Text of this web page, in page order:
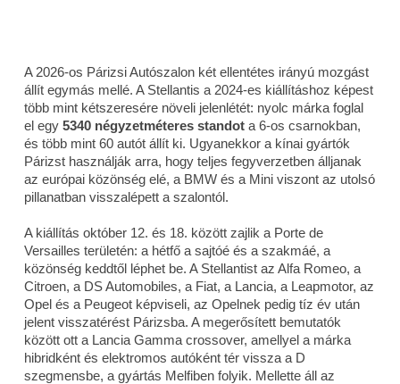
A 2026-os Párizsi Autószalon két ellentétes irányú mozgást
állít egymás mellé. A Stellantis a 2024-es kiállításhoz képest
több mint kétszeresére növeli jelenlétét: nyolc márka foglal
el egy 5340 négyzetméteres standot a 6-os csarnokban,
és több mint 60 autót állít ki. Ugyanekkor a kínai gyártók
Párizst használják arra, hogy teljes fegyverzetben álljanak
az európai közönség elé, a BMW és a Mini viszont az utolsó
pillanatban visszalépett a szalontól.
A kiállítás október 12. és 18. között zajlik a Porte de
Versailles területén: a hétfő a sajtóé és a szakmáé, a
közönség keddtől léphet be. A Stellantist az Alfa Romeo, a
Citroen, a DS Automobiles, a Fiat, a Lancia, a Leapmotor, az
Opel és a Peugeot képviseli, az Opelnek pedig tíz év után
jelent visszatérést Párizsba. A megerősített bemutatók
között ott a Lancia Gamma crossover, amellyel a márka
hibridként és elektromos autóként tér vissza a D
szegmensbe, a gyártás Melfiben folyik. Mellette áll az